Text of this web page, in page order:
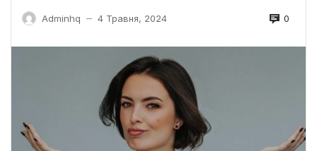
Adminhq — 4 Травня, 2024 0